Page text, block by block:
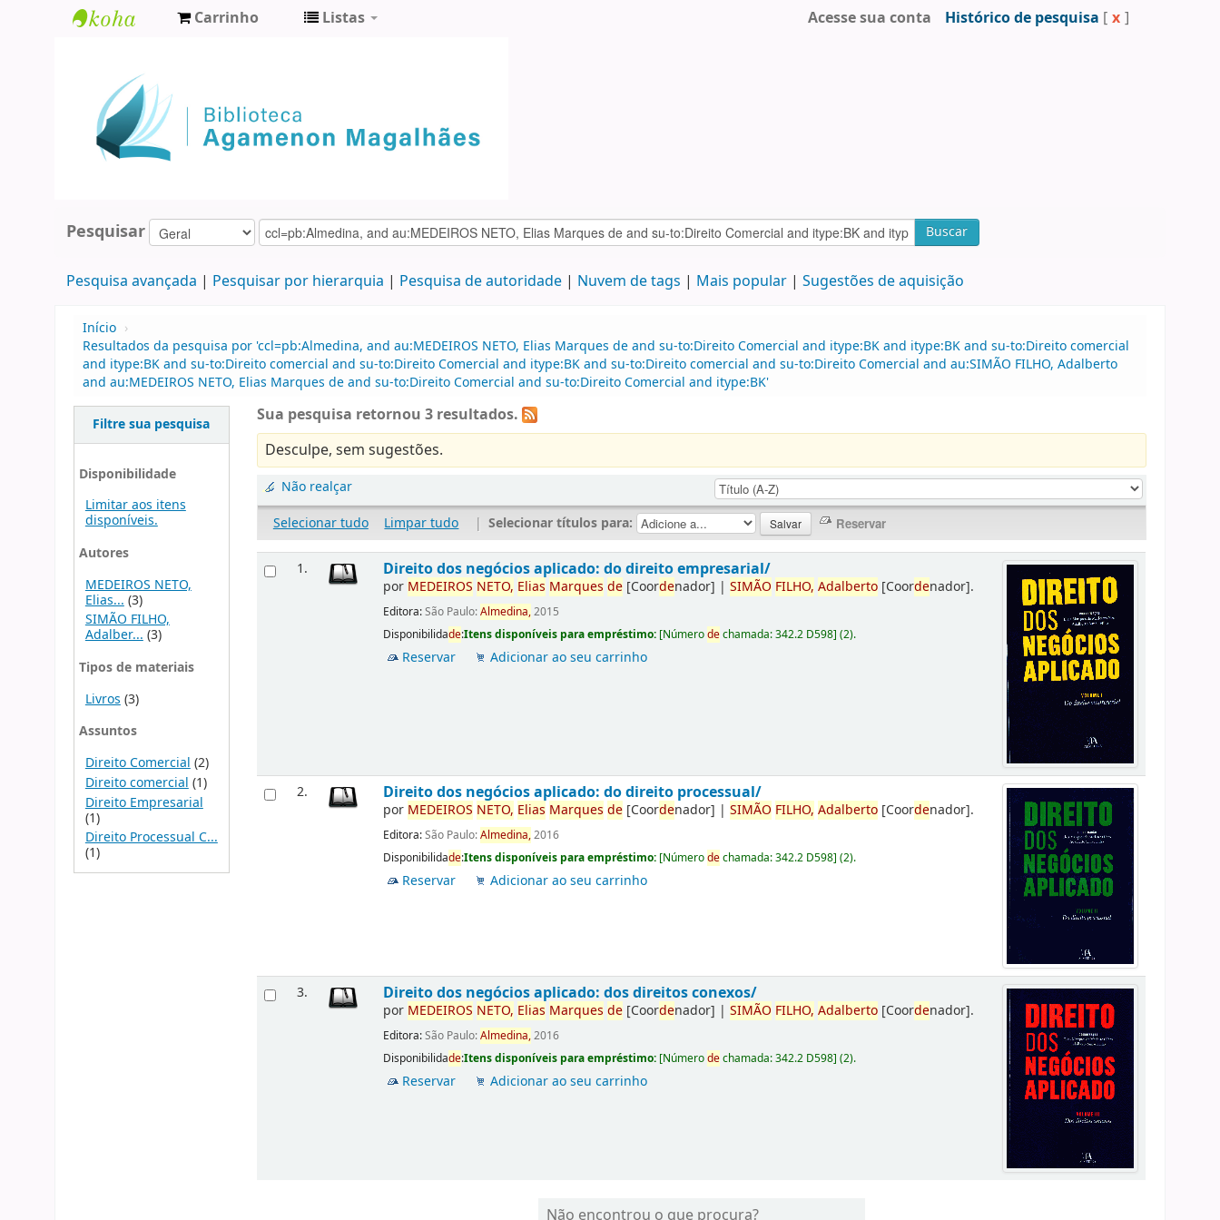
Agamenon
Magalhães
Carrinho Listas Acesse sua conta Histórico de pesquisa [ x ]
Pesquisar Buscar
Pesquisa avançada Pesquisar por hierarquia Pesquisa de autoridade Nuvem de tags Mais popular Sugestões de aquisição
Início ›
Resultados da pesquisa por 'ccl=pb:Almedina, and au:MEDEIROS NETO, Elias Marques de and su-to:Direito Comercial and itype:BK and itype:BK and su-to:Direito comercial
and itype:BK and su-to:Direito comercial and su-to:Direito Comercial and itype:BK and su-to:Direito comercial and su-to:Direito Comercial and au:SIMÃO FILHO, Adalberto
and au:MEDEIROS NETO, Elias Marques de and su-to:Direito Comercial and su-to:Direito Comercial and itype:BK'
Filtre sua pesquisa
Disponibilidade
Limitar aos itens
disponíveis.
Autores
MEDEIROS NETO,
Elias... (3)
SIMÃO FILHO,
Adalber...(3)
Tipos de materiais
Livros (3)
Assuntos
Direito Comercial (2)
Direito comercial (1)
Direito Empresarial
(1)
Direito Processual C...
(1)
Sua pesquisa retornou 3 resultados.
Desculpe, sem sugestões.
Não realçar
Selecionar tudo
Limpar tudo | Selecionar títulos para:
1. Direito dos negócios aplicado: do direito empresarial/
por MEDEIROS NETO, Elias Marques de [Coordenador] |SIMÃO FILHO, Adalberto [Coordenador].
Editora:São Paulo:Almedina,2015
Disponibilidade:Itens disponíveis para empréstimo: [Númerodechamada:342.2 D598](2).
Reservar Adicionar ao seu carrinho
2. Direito dos negócios aplicado: do direito processual/
por MEDEIROS NETO, Elias Marques de [Coordenador] |SIMÃO FILHO, Adalberto [Coordenador].
Editora:São Paulo:Almedina,2016
Disponibilidade:Itens disponíveis para empréstimo: [Númerodechamada:342.2 D598](2).
Reservar Adicionar ao seu carrinho
3. Direito dos negócios aplicado: dos direitos conexos/
por MEDEIROS NETO, Elias Marques de [Coordenador] |SIMÃO FILHO, Adalberto [Coordenador].
Editora:São Paulo:Almedina,2016
Disponibilidade:Itens disponíveis para empréstimo: [Númerodechamada:342.2 D598](2).
Reservar Adicionar ao seu carrinho